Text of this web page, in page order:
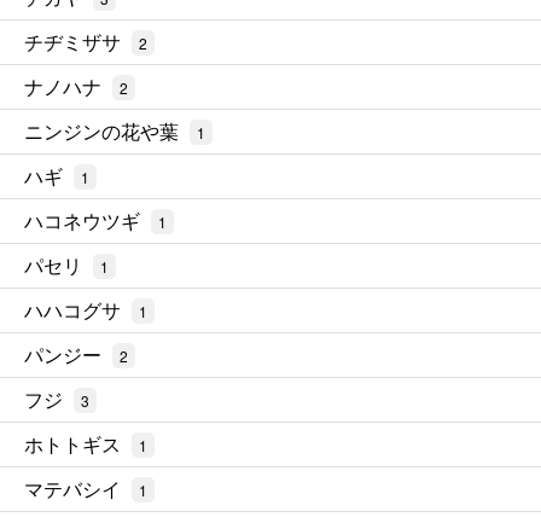
チヂミザサ 2
ナノハナ 2
ニンジンの花や葉 1
ハギ 1
ハコネウツギ 1
パセリ 1
ハハコグサ 1
パンジー 2
フジ 3
ホトトギス 1
マテバシイ 1